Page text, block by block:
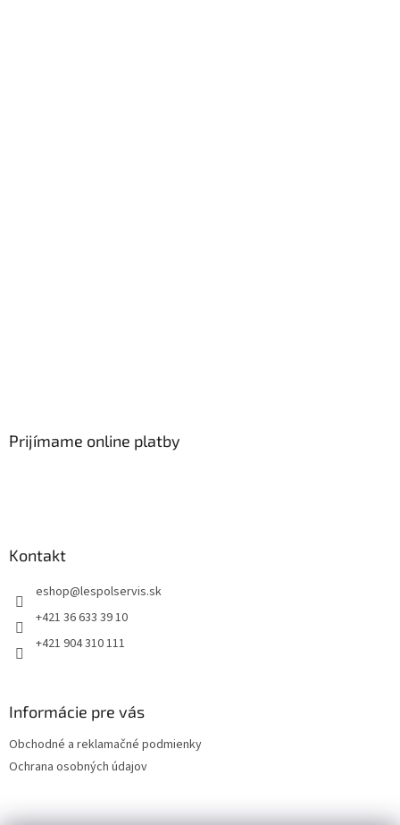
Prijímame online platby
Kontakt
eshop@lespolservis.sk
+421 36 633 39 10
+421 904 310 111
Informácie pre vás
Obchodné a reklamačné podmienky
Ochrana osobných údajov